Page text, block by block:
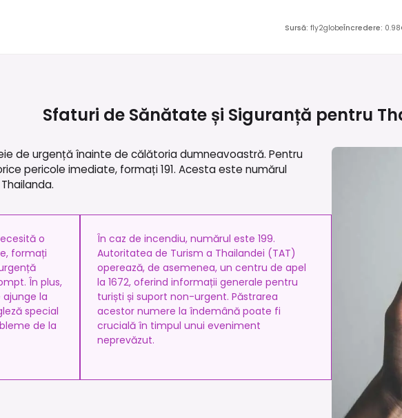
Sursă: fly2globeÎncredere: 0.98
Sfaturi de Sănătate și Siguranță pentru
de urgență înainte de călătoria dumneavoastră. Pentru
pericole imediate, formați 191. Acesta este numărul
o
formați
În plus,
ajunge la
special
de la
În caz de incendiu, numărul este 199.
Autoritatea de Turism a Thailandei (TAT)
operează, de asemenea, un centru de apel
la 1672, oferind informații generale pentru
turiști și suport non-urgent. Păstrarea
acestor numere la îndemână poate fi
crucială în timpul unui eveniment
neprevăzut.